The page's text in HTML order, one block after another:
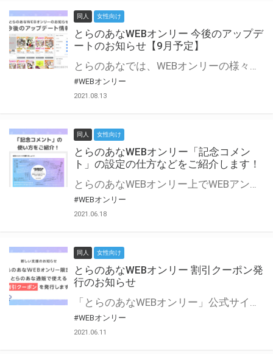
同人 女性向け
とらのあなWEBオンリー 今後のアップデ
ートのお知らせ【9月予定】
とらのあなでは、WEBオンリーの様々な支援を実施しています。 今回は2021年9月に実装を予定しているアップデート情報についてご紹介いたします。 とらのあなWEBオンリーサイトはこちら
#WEBオンリー
2021.08.13
同人 女性向け
とらのあなWEBオンリー「記念コメン
ト」の設定の仕方などをご紹介します！
とらのあなWEBオンリー上でWEBアンソロジーが作成できる「記念コメント」について、その使い方や作成手順を解説します！ 支援タイプを「サークル参加型」「サークル参加型・マルシェ(イベント会場)機能付き」でお申し込みいただいている主催者様はぜひご活用ください♪ とらのあなWEBオンリーサイトはこちら
#WEBオンリー
2021.06.18
同人 女性向け
とらのあなWEBオンリー 割引クーポン発
行のお知らせ
「とらのあなWEBオンリー」公式サイトでとらのあな通販の「割引クーポン」を配布中！ イベントごとに開催当日限定で使える割引クーポンのシリアルコードを発行します。 とらのあなWEBオンリーのページをチェックして、イベント当日にお得にお買い物を楽しみましょう♪ ※本キャンペーンは予告なく終了する場合がございます。 とらのあなWEBオンリーサイトはこちら
#WEBオンリー
2021.06.11